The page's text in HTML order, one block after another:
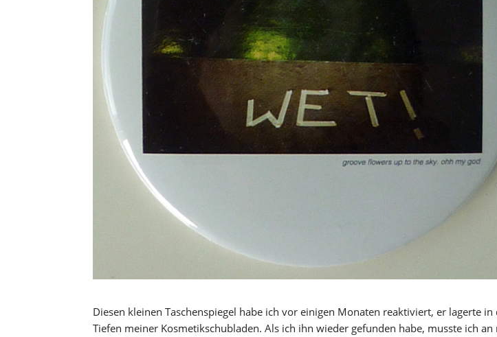
Diesen kleinen Taschenspiegel habe ich vor einigen Monaten reaktiviert, er lagerte in
Tiefen meiner Kosmetikschubladen. Als ich ihn wieder gefunden habe, musste ich an